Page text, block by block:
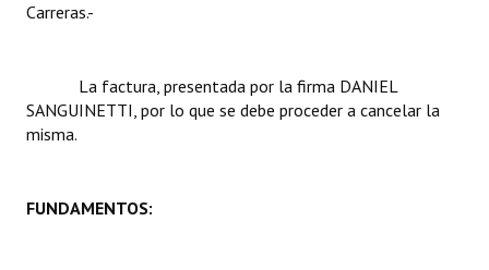
Reglamento Interno
Organigrama
Informes de Gestión
Carreras.-
La factura, presentada por la firma DANIEL
SANGUINETTI, por lo que se debe proceder a cancelar la
misma.
FUNDAMENTOS: